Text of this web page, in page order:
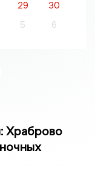
29
30
5 6
Храброво